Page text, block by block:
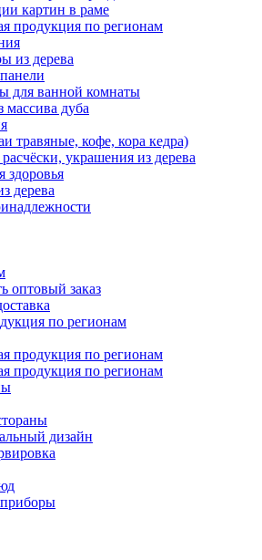
картин в раме
продукция по регионам
из дерева
для ванной комнаты
массива дуба
травяные, кофе, кора кедра)
украшения из дерева
здоровья
дерева
оптовый заказ
по регионам
продукция по регионам
продукция по регионам
дизайн